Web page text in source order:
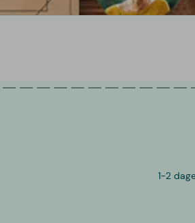
1-2